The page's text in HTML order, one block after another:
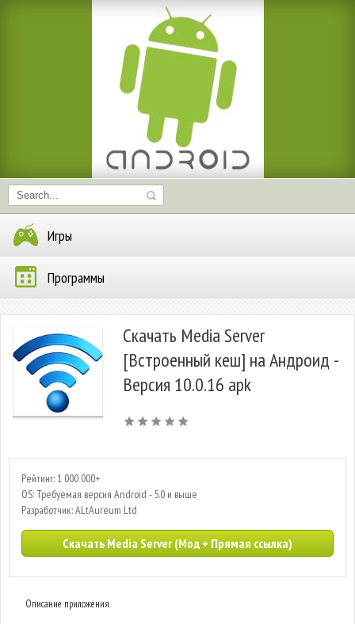
Игры
Программы
Скачать Media Server
[Встроенный кеш] на Андроид -
Версия 10.0.16 apk
Рейтинг: 1 000 000+
OS: Требуемая версия Android - 5.0 и выше
Разработчик: ALtAureum Ltd
Скачать Media Server (Мод + Прямая ссылка)
Описание приложения